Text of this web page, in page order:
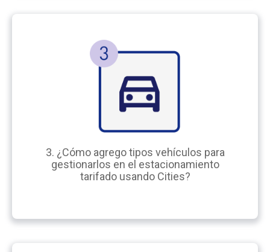
3. ¿Cómo agrego tipos vehículos para
gestionarlos en el estacionamiento
tarifado usando Cities?